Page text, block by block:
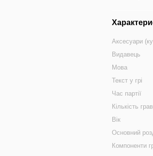
Аксесуари
Видавець
Мова
Текст у грі
Час партії
Кількість
Вік
Основний
Компоненти